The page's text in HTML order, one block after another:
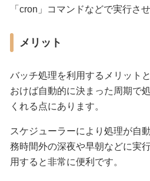
「cron」コマンドなどで実行させ
メリット
バッチ処理を利用するメリット
おけば自動的に決まった周期で
くれる点にあります。
スケジューラーにより処理が自
務時間外の深夜や早朝などに実
用すると非常に便利です。